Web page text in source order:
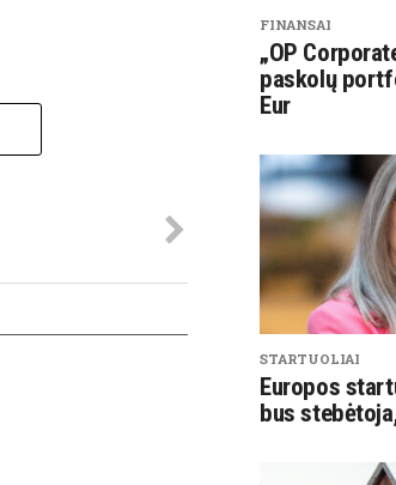
FINANSAI
„OP
paskolų
Eur
STARTUOLIAI
Europos
bus